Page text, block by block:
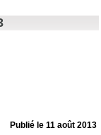
Publié le 11 août 2013